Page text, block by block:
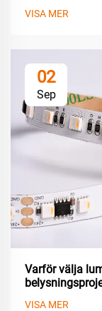
VISA MER
02
Sep
Varför välja
VISA MER